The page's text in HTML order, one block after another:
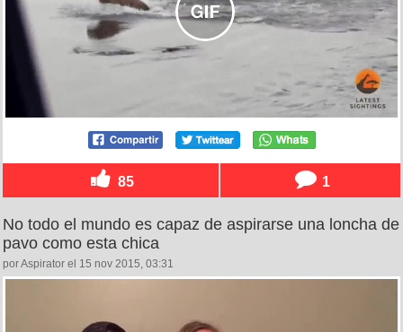
85 1
No todo el mundo es capaz de aspirarse una loncha de
pavo como esta chica
por Aspirator el 15 nov 2015, 03:31